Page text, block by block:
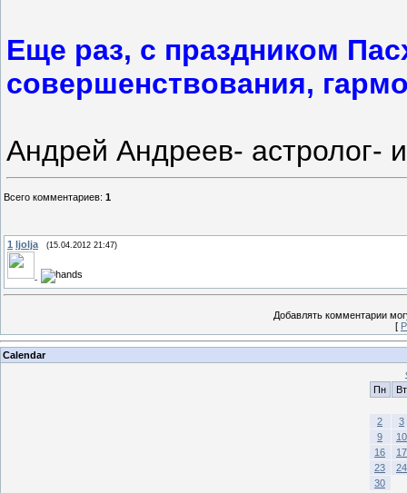
Еще раз, с праздником
совершенствования,
Андрей Андреев- астролог-
Всего комментариев: 1
1 ljolja (15.04.2012 21:47)
Добавлять комментарии
[
Calendar
Пн
Вт
2
3
9
10
16
17
23
24
30